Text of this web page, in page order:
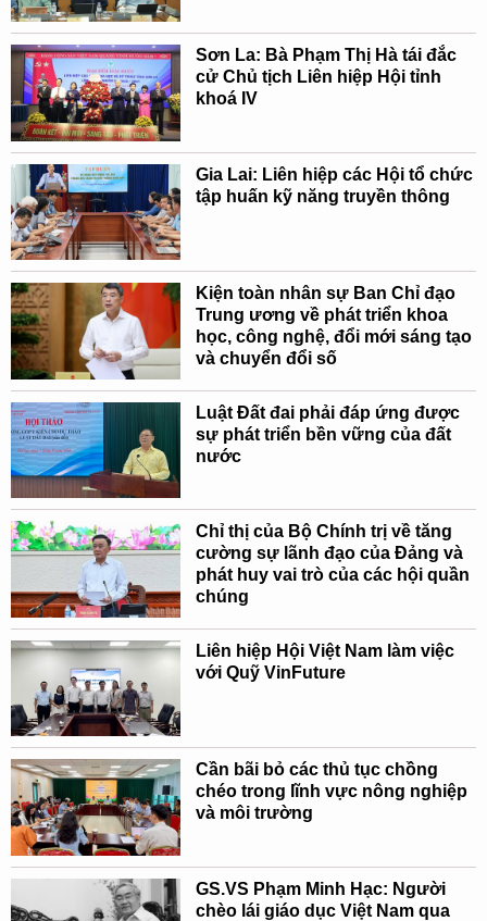
Sơn La: Bà Phạm Thị Hà tái đắc
cử Chủ tịch Liên hiệp Hội tỉnh
khoá IV
Gia Lai: Liên hiệp các Hội tổ chức
tập huấn kỹ năng truyền thông
Kiện toàn nhân sự Ban Chỉ đạo
Trung ương về phát triển khoa
học, công nghệ, đổi mới sáng tạo
và chuyển đổi số
Luật Đất đai phải đáp ứng được
sự phát triển bền vững của đất
nước
Chỉ thị của Bộ Chính trị về tăng
cường sự lãnh đạo của Đảng và
phát huy vai trò của các hội quần
chúng
Liên hiệp Hội Việt Nam làm việc
với Quỹ VinFuture
Cần bãi bỏ các thủ tục chồng
chéo trong lĩnh vực nông nghiệp
và môi trường
GS.VS Phạm Minh Hạc: Người
chèo lái giáo dục Việt Nam qua